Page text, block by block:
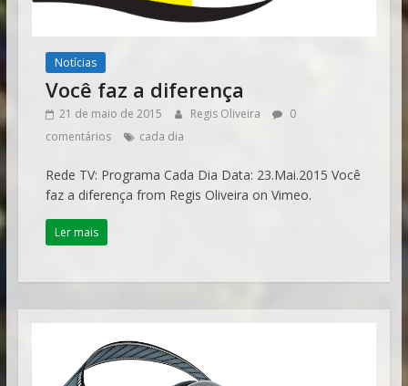
Notícias
Você faz a diferença
21 de maio de 2015 Regis Oliveira
0
comentários
cada dia
Rede TV: Programa Cada Dia Data: 23.Mai.2015 Você
faz a diferença from Regis Oliveira on Vimeo.
Ler mais